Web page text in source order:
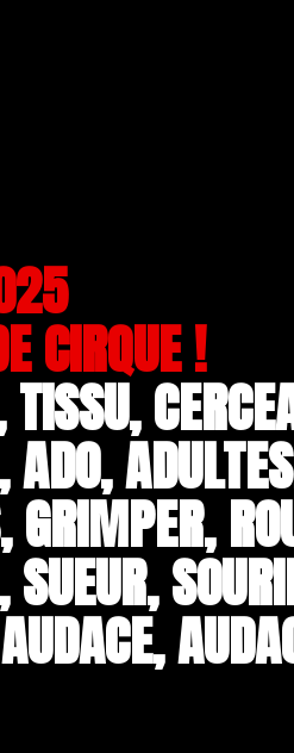
CIRQUE !
ADO,
GRIMPER,
SUEUR,